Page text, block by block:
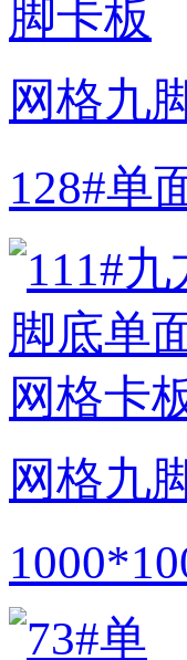
网格九
128#单
网格九